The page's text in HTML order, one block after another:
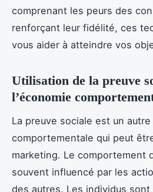
comprenant les peurs des
renforçant leur fidélité, ces
vous aider à atteindre vos
Utilisation de la preuve
l’économie
La preuve sociale est un
comportementale qui peut
marketing. Le comportement
souvent influencé par les
des autres. Les individus